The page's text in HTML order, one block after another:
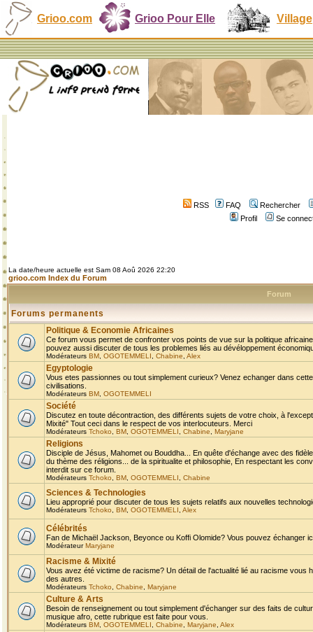
Grioo.com Grioo Pour Elle Village
RSS FAQ
Rechercher
Profil
Se
La date/heure actuelle est Sam 08 Aoû 2026 22:20
grioo.com Index du Forum
Forum
Forums permanents
Politique & Economie Africaines
Ce forum vous permet de confronter vos points de vue sur la politique
pouvez aussi discuter de tous les problemes liés au dévéloppement
Modérateurs BM OGOTEMMELI Chabine Alex
Egyptologie
Vous etes passionnes ou tout simplement curieux? Venez echanger dans
civilisations.
Modérateurs BM OGOTEMMELI
Société
Discutez en toute décontraction, des différents sujets de votre choix, à
Mixité" Tout ceci dans le respect de vos interlocuteurs. Merci
Modérateurs Tchoko BM OGOTEMMELI Chabine Maryjane
Religions
Disciple de Jésus, Mahomet ou Bouddha... En quête d'échange avec des
du thème des réligions... de la spiritualite et philosophie, En respectant les
interdit sur ce forum.
Modérateurs Tchoko BM OGOTEMMELI Chabine
Sciences & Technologies
Lieu approprié pour discuter de tous les sujets relatifs aux nouvelles
Modérateurs Tchoko BM OGOTEMMELI Alex
Célébrités
Fan de Michaël Jackson, Beyonce ou Koffi Olomide? Vous pouvez échanger
ModérateurMaryjane
Racisme & Mixité
Vous avez été victime de racisme? Un détail de l'actualité lié au racisme
des autres.
Modérateurs Tchoko Chabine Maryjane
Culture & Arts
Besoin de renseignement ou tout simplement d'échanger sur des faits de
musique afro, cette rubrique est faite pour vous.
Modérateurs BM OGOTEMMELI Chabine Maryjane Alex